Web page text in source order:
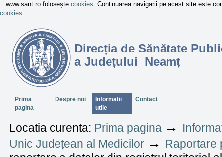
www.sant.ro folosește cookies. Continuarea navigarii pe acest site este
cookies.
Direcția de Sănătate
a Județului Neamț
SectiuniPrima
pagina
Despre noi
Informații
utile
Contact
Locatia curenta: Prima pagina →
Unic Județean al Medicilor → Raportare